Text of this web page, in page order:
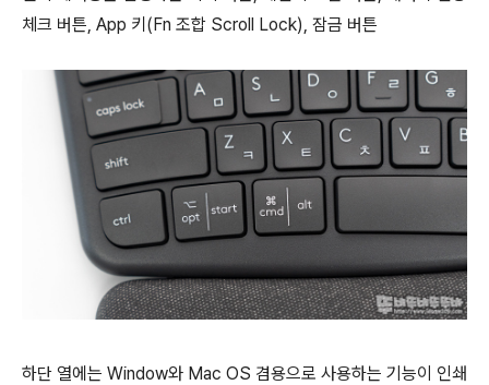
체크 버튼, App 키(Fn 조합 Scroll Lock), 잠금 버튼
하단 열에는 Window와 Mac OS 겸용으로 사용하는 기능이 인쇄